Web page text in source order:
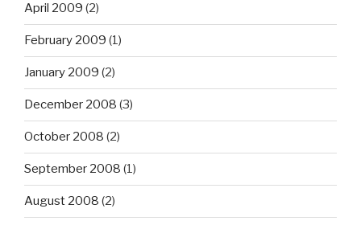
April 2009 (2)
February 2009 (1)
January 2009 (2)
December 2008 (3)
October 2008 (2)
September 2008 (1)
August 2008 (2)